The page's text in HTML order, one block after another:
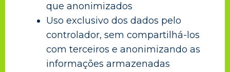
que anonimizados
Uso exclusivo dos dados pelo
controlador, sem compartilhá-los
com terceiros e anonimizando as
informações armazenadas